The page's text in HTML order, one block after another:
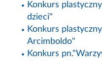
Konkurs
dzieci"
Konkurs
Arcimboldo"
Konkurs